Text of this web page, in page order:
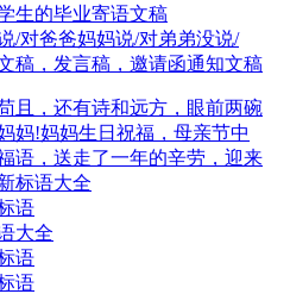
生的毕业寄语文稿
/对爸爸妈妈说/对弟弟没说/
稿，发言稿，邀请函通知文稿
且，还有诗和远方，眼前两碗
妈!妈妈生日祝福，母亲节中
语，送走了一年的辛劳，迎来
标语大全
语
大全
语
语